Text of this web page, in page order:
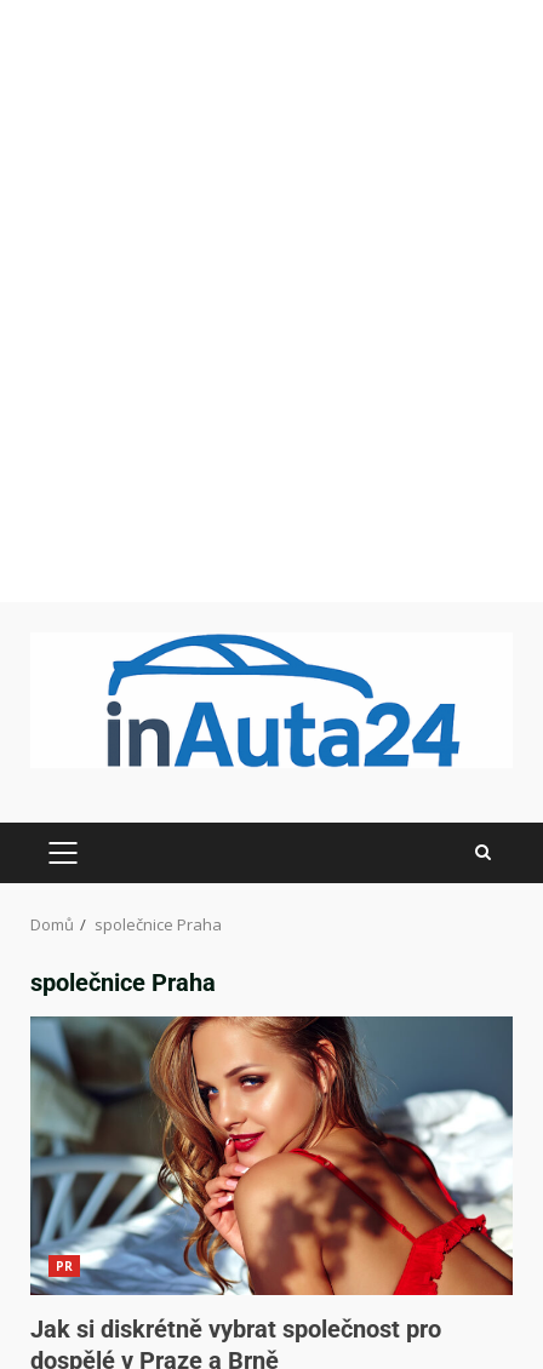
Domů společnice Praha
společnice Praha
PR
Jak si diskrétně vybrat společnost pro
dospělé v Praze a Brně